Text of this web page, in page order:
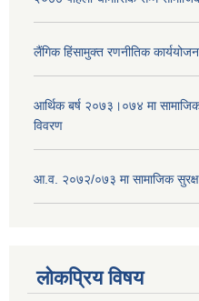
लैंगिक हिंसामुक्त रणनीतिक
आर्थिक बर्ष २०७३।०७४ मा सामाजिक
विवरण
आ.व. २०७२/०७३ मा सामाजिक
लोकप्रिय विषय